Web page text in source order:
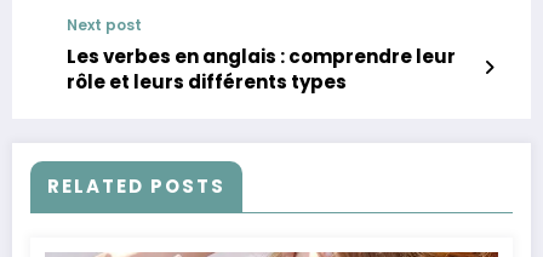
Next post
Les verbes en anglais : comprendre leur
rôle et leurs différents types
RELATED POSTS